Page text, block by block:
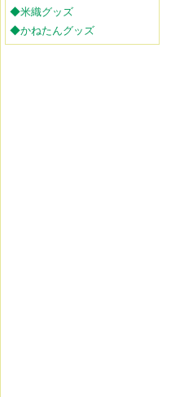
◆米織グッズ
◆かねたんグッズ